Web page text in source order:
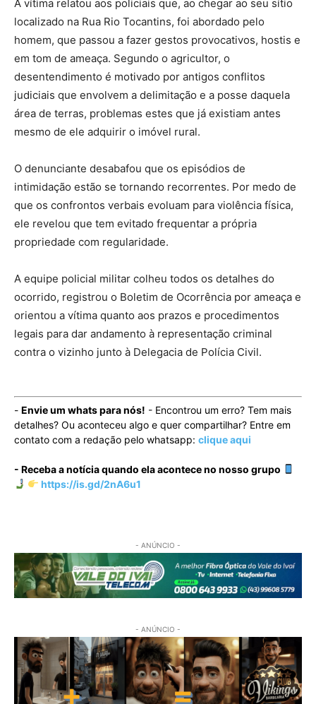
A vítima relatou aos policiais que, ao chegar ao seu sítio
localizado na Rua Rio Tocantins, foi abordado pelo
homem, que passou a fazer gestos provocativos, hostis e
em tom de ameaça. Segundo o agricultor, o
desentendimento é motivado por antigos conflitos
judiciais que envolvem a delimitação e a posse daquela
área de terras, problemas estes que já existiam antes
mesmo de ele adquirir o imóvel rural.
O denunciante desabafou que os episódios de
intimidação estão se tornando recorrentes. Por medo de
que os confrontos verbais evoluam para violência física,
ele revelou que tem evitado frequentar a própria
propriedade com regularidade.
A equipe policial militar colheu todos os detalhes do
ocorrido, registrou o Boletim de Ocorrência por ameaça e
orientou a vítima quanto aos prazos e procedimentos
legais para dar andamento à representação criminal
contra o vizinho junto à Delegacia de Polícia Civil.
- Envie um whats para nós! - Encontrou um erro? Tem mais
detalhes? Ou aconteceu algo e quer compartilhar? Entre em
contato com a redação pelo whatsapp: clique aqui
- Receba a notícia quando ela acontece no nosso grupo
https://is.gd/2nA6u1
- ANÚNCIO -
- ANÚNCIO -